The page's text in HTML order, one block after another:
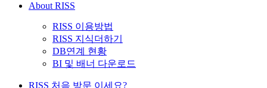
About RISS
RISS 이용방법
RISS 지식더하기
DB연계 현황
BI 및 배너 다운로드
RISS 처음 방문 이세요?